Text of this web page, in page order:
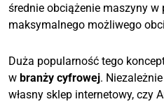
średnie obciążenie maszyny w
maksymalnego możliwego
Duża popularność tego
w branży cyfrowej.
własny sklep internetowy, czy